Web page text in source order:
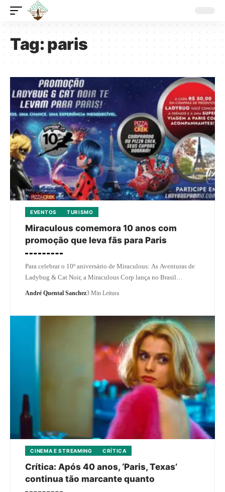
Tag:paris
EVENTOS TURISMO
Miraculous comemora 10 anos com
promoção que leva fãs para Paris
Para celebrar o 10º aniversário de Miraculous: As Aventuras de
Ladybug & Cat Noir, a Miraculous Corp lança no Brasil…
André Quental Sanchez3 Min Leitura
CINEMA E STREAMING CRÍTICA
Crítica: Após 40 anos, ‘Paris, Texas’
continua tão marcante quanto